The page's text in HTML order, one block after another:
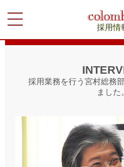
採用情
採用業務を行う宮村総務
ました